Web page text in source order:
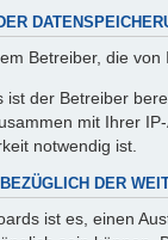
Betreiber, die
ist der Betreiber
mit Ihrer
notwendig ist.
DER
ist es, einen